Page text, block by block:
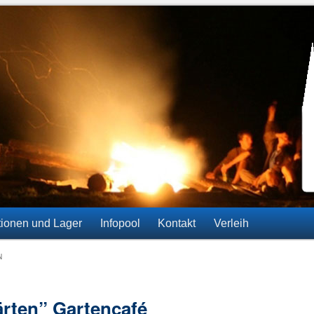
Gonsenheim
und Lager Infopool Kontakt Verleih
Gartencafé